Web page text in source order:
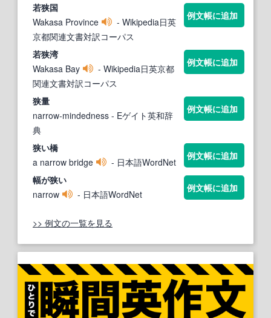
若狭国
Wakasa Province
- Wikipedia日英
京都関連文書対訳コーパス
例文帳に追加
若狭湾
Wakasa Bay
- Wikipedia日英京都
関連文書対訳コーパス
例文帳に追加
狭量
narrow‐mindedness - Eゲイト英和辞
典
例文帳に追加
狭い橋
a narrow bridge
- 日本語WordNet
例文帳に追加
幅が狭い
narrow
- 日本語WordNet
例文帳に追加
>> 例文の一覧を見る